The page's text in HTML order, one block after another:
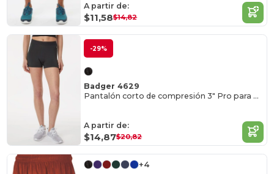
A partir de:
$11,58$14,82
-29%
Badger 4629
Pantalón corto de compresión 3" Pro para mujer
A partir de:
$14,87$20,82
+4